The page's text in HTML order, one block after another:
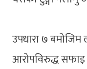
उपधारा ७
आरोपविरुद्ध